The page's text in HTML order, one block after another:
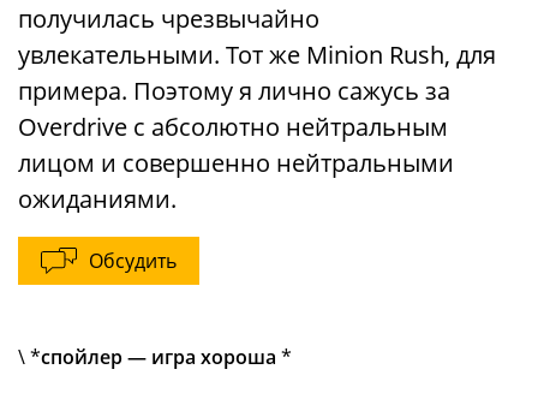
получилась чрезвычайно
увлекательными. Тот же Minion Rush, для
примера. Поэтому я лично сажусь за
Overdrive с абсолютно нейтральным
лицом и совершенно нейтральными
ожиданиями.
Обсудить
\ *спойлер — игра хороша *